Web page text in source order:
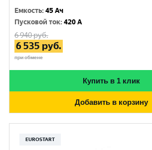
Емкость:45 Ач
Пусковой ток:420 A
6 940руб.
6 535 руб.
при обмене
Купить в 1 клик
Добавить в корзину
EUROSTART